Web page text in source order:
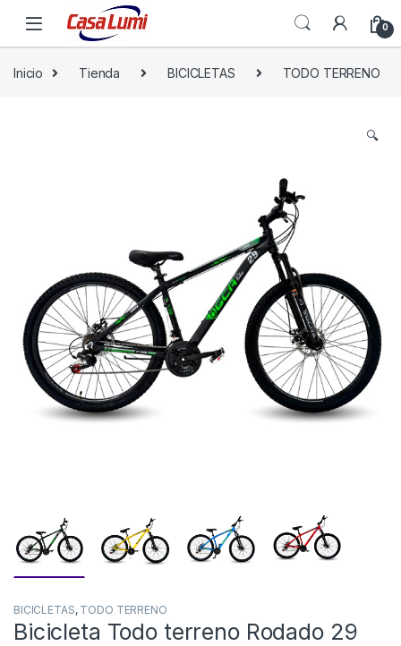
0
Inicio Tienda BICICLETAS TODO TERRENO
🔍
BICICLETAS, TODO TERRENO
Bicicleta Todo terreno Rodado 29